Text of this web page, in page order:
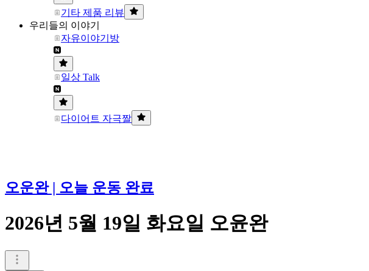
기타 제품 리뷰
우리들의 이야기
자유이야기방
일상 Talk
다이어트 자극짤
오운완 | 오늘 운동 완료
2026년 5월 19일 화요일 오윤완